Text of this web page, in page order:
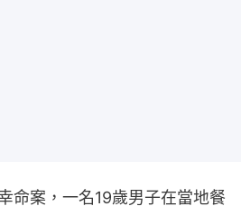
命案，一名19歲男子在當地餐